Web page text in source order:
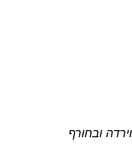
ובחורף